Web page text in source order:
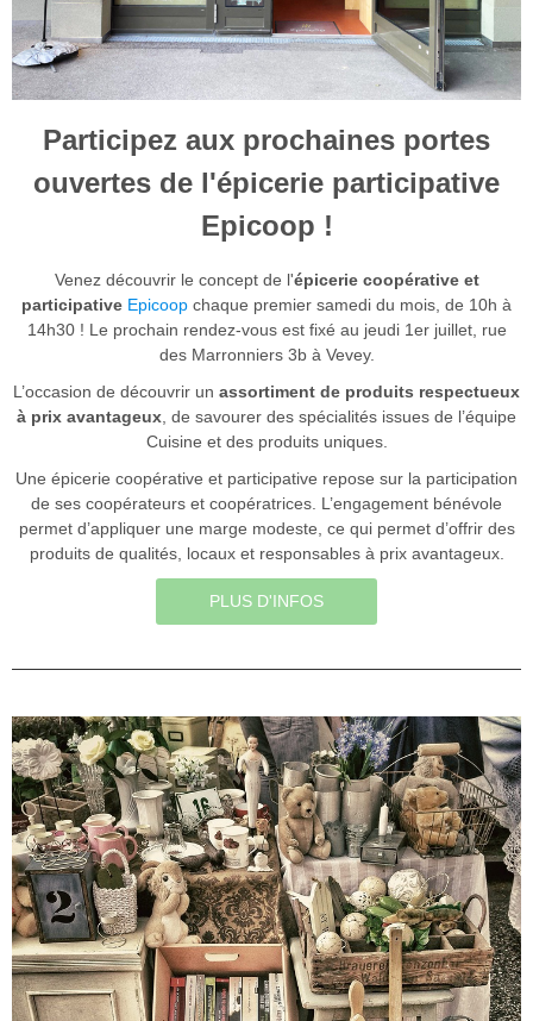
Participez aux prochaines portes
ouvertes de l'épicerie participative
Epicoop !
Venez découvrir le concept de l'épicerie coopérative et
participative Epicoop chaque premier samedi du mois, de 10h à
14h30 ! Le prochain rendez-vous est fixé au jeudi 1er juillet, rue
des Marronniers 3b à Vevey.
L’occasion de découvrir un assortiment de produits respectueux
à prix avantageux , de savourer des spécialités issues de l’équipe
Cuisine et des produits uniques.
Une épicerie coopérative et participative repose sur la participation
de ses coopérateurs et coopératrices. L’engagement bénévole
permet d’appliquer une marge modeste, ce qui permet d’offrir des
produits de qualités, locaux et responsables à prix avantageux.
PLUS D'INFOS